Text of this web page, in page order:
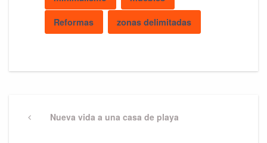
Reformas zonas delimitadas
navigation
PreviousNueva vida a una casa de playa